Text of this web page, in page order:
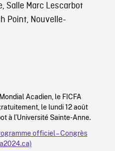
Salle Marc Lescarbot
Point, Nouvelle-
Acadien, le FICFA
le lundi 12 août
à l’Université Sainte-Anne.
officiel – Congrès